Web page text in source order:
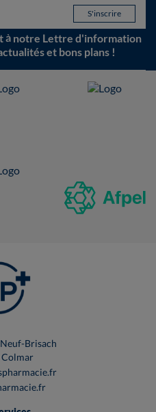
à notre Lettre d'information
et bons plans !
Brisach